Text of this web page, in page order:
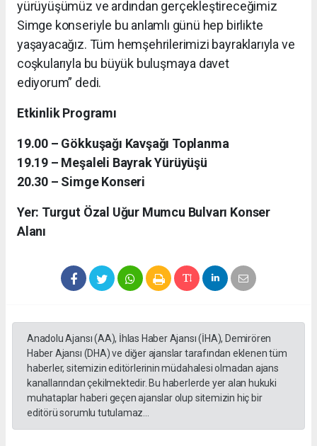
yürüyüşümüz ve ardından gerçekleştireceğimiz
Simge konseriyle bu anlamlı günü hep birlikte
yaşayacağız. Tüm hemşehrilerimizi bayraklarıyla ve
coşkularıyla bu büyük buluşmaya davet
ediyorum” dedi.
Etkinlik Programı
19.00 – Gökkuşağı Kavşağı Toplanma
19.19 – Meşaleli Bayrak Yürüyüşü
20.30 – Simge Konseri
Yer: Turgut Özal Uğur Mumcu Bulvarı Konser
Alanı
Anadolu Ajansı (AA), İhlas Haber Ajansı (İHA), Demirören
Haber Ajansı (DHA) ve diğer ajanslar tarafından eklenen tüm
haberler, sitemizin editörlerinin müdahalesi olmadan ajans
kanallarından çekilmektedir. Bu haberlerde yer alan hukuki
muhataplar haberi geçen ajanslar olup sitemizin hiç bir
editörü sorumlu tutulamaz...